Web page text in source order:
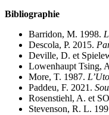
Bibliographie
Barridon, M. 1998.
Descola, P. 2015.
Deville, D. et
Lowenhaupt Tsing,
More, T. 1987.
Paddeu, F. 2021.
Rosenstiehl, A. et
Stevenson, R. L.